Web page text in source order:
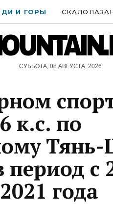
И ГОРЫ
СУББОТА, 08 АВГУСТА, 2026
к.с. по
период с
года